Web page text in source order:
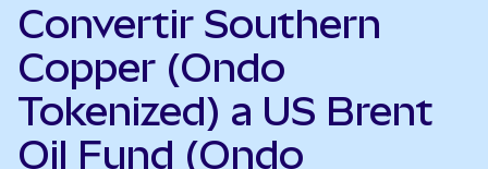
Convertir Southern
Copper (Ondo
Tokenized) a US Brent
Oil Fund (Ondo